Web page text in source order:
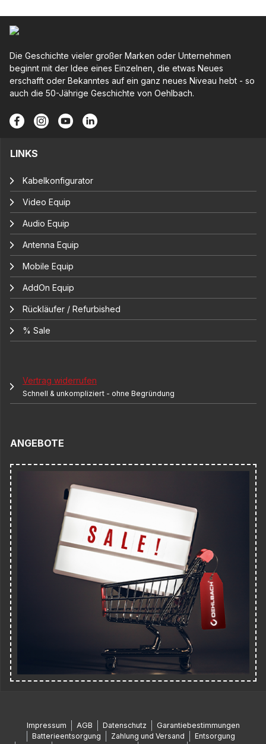
Die Geschichte vieler großer Marken oder Unternehmen
beginnt mit der Idee eines Einzelnen, die etwas Neues
erschafft oder Bekanntes auf ein ganz neues Niveau hebt - so
auch die 50-Jährige Geschichte von Oehlbach.
LINKS
Kabelkonfigurator
Video Equip
Audio Equip
Antenna Equip
Mobile Equip
AddOn Equip
Rückläufer / Refurbished
% Sale
Vertrag widerrufen
Schnell & unkompliziert - ohne Begründung
ANGEBOTE
Impressum AGB Datenschutz
Garantiebestimmungen
Batterieentsorgung
Zahlung und Versand
Entsorgung